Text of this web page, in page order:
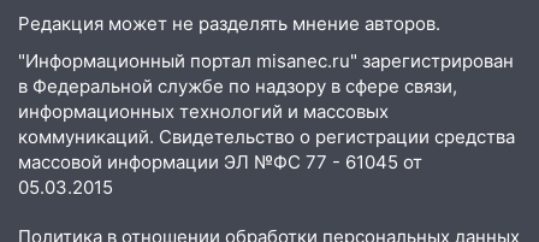
03:00
День скрытых ловушек и
внезапных подарков судьбы: гороскоп
на 10 августа
09.08.2026
21:58
В Ульяновске около «нового»
моста утопили автомобиль «Вольво»
20:20
Итоги 9 августа в Ульяновской
Редакция может не разделять мнение авторов.
"Информационный портал misanec.ru" зарегистрирован
в Федеральной службе по надзору в сфере связи,
информационных технологий и массовых
коммуникаций. Свидетельство о регистрации средства
массовой информации ЭЛ №ФС 77 - 61045 от
05.03.2015
Политика в отношении обработки персональных данных